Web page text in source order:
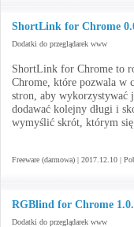
ShortLink for Chrome
Dodatki do przeglądarek www
ShortLink for Chrome to
Chrome, które pozwala w
stron, aby wykorzystywać
dodawać kolejny długi i
wymyślić skrót, którym się
Freeware (darmowa) | 2017.12.10 |
RGBlind for Chrome
Dodatki do przeglądarek www